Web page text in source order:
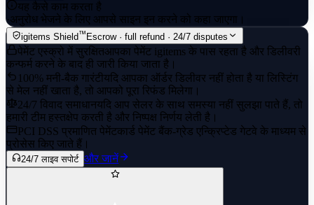
यह कैसे काम करता है
·अनुरोध भेजने के लिए आपसे साइन इन करने को कहा जाएगा।
igitems Shield™ Escrow · full refund · 24/7 disputes
पेमेंट एस्क्रो में सुरक्षितआपका पेमेंट igitems के पास रहता है और डिलीवरी
कन्फर्म करने के बाद ही जारी किया जाता है।
100% मनी-बैक गारंटीयदि आपका ऑर्डर डिलीवर नहीं होता है या लिस्टिंग
से मेल नहीं खाता है, तो आपको पूरा रिफंड मिलेगा।
24/7 विवाद समाधानयदि आप सेलर के साथ समस्या नहीं सुलझा पाते हैं, तो
हमारी टीम हस्तक्षेप करती है और निष्पक्ष निर्णय लेती है।
PCI DSS प्रमाणित पेमेंटकार्ड पेमेंट बैंक-ग्रेड एन्क्रिप्टेड गेटवे के माध्यम से
प्रोसेस किए जाते हैं।
24/7 लाइव सपोर्ट और जानें